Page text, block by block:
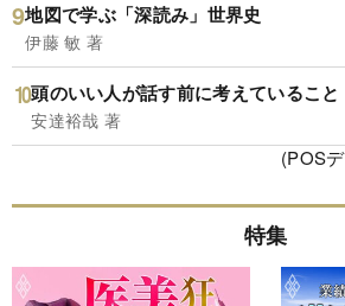
地図で学ぶ「深読み」世界史
伊藤 敏 著
頭のいい人が話す前に考えていること
安達裕哉 著
(POS
特集